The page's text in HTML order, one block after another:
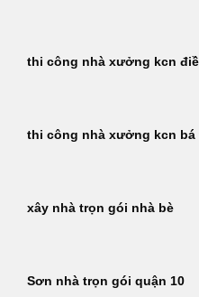
thi công nhà xưởng kcn
thi công nhà xưởng kcn bá
xây nhà trọn gói nhà bè
Sơn nhà trọn gói quận 10